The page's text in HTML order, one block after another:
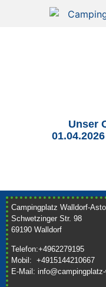
Unser
Campingplatz Walldorf-
Schwetzinger Str. 98
69190 Walldorf
Telefon:+4962279195
Mobil: +4915144210667
E-Mail: